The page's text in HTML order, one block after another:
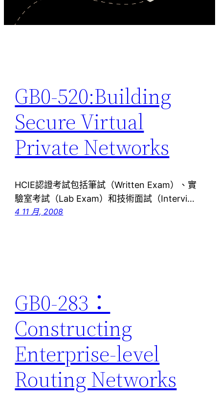
GB0-520:Building
Secure Virtual
Private Networks
HCIE認證考試包括筆試（Written Exam）、實
驗室考試（Lab Exam）和技術面試（Intervi…
4 11 月, 2008
GB0-283：
Constructing
Enterprise-level
Routing Networks